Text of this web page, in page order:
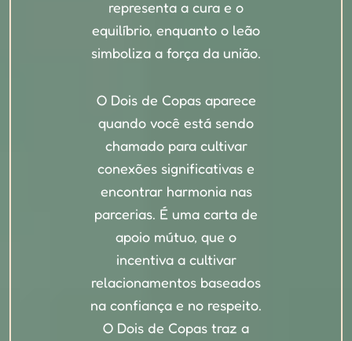
representa a cura e o
equilíbrio, enquanto o leão
simboliza a força da união.
O Dois de Copas aparece
quando você está sendo
chamado para cultivar
conexões significativas e
encontrar harmonia nas
parcerias. É uma carta de
apoio mútuo, que o
incentiva a cultivar
relacionamentos baseados
na confiança e no respeito.
O Dois de Copas traz a